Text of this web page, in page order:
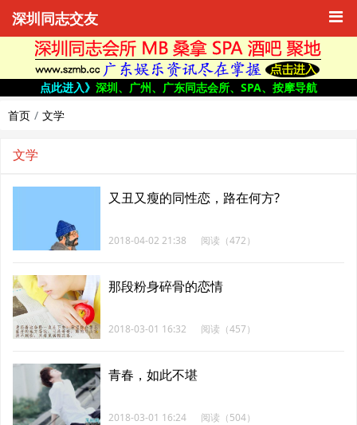
深圳同志交友
点此进入》 深圳、广州、广东同志会所、SPA、按摩导航
首页
文学
文学
又丑又瘦的同性恋，路在何方?
2018-04-02 21:38 阅读（472）
那段粉身碎骨的恋情
2018-03-01 16:32 阅读（457）
青春，如此不堪
2018-03-01 16:24 阅读（504）